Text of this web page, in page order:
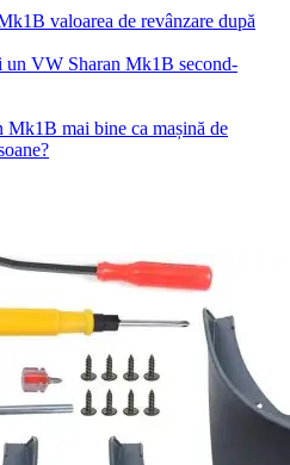
valoarea de revânzare după
un VW Sharan Mk1B second-
Mk1B mai bine ca mașină de